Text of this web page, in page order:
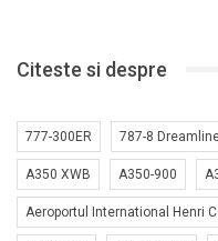
Citeste si despre
777-300ER 787-8
A350 XWB A350-900
Aeroportul International Henri